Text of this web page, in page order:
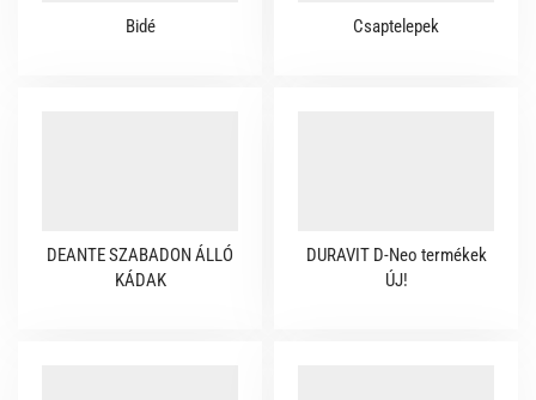
Bidé Csaptelepek
DEANTE SZABADON ÁLLÓ
KÁDAK
DURAVIT D-Neo termékek
ÚJ!